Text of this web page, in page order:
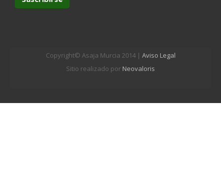
Copyright© Asaja Murcia 2014 | Aviso Legal
Sitio realizado por Neovaloris